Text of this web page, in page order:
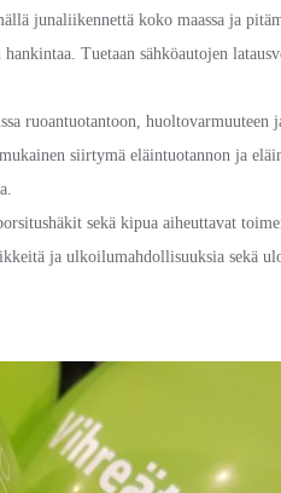
junaliikennettä koko maassa ja
Tuetaan sähköautojen
ruoantuotantoon, huoltovarmuuteen
siirtymä eläintuotannon ja
sekä kipua aiheuttavat
ja ulkoilumahdollisuuksia sekä